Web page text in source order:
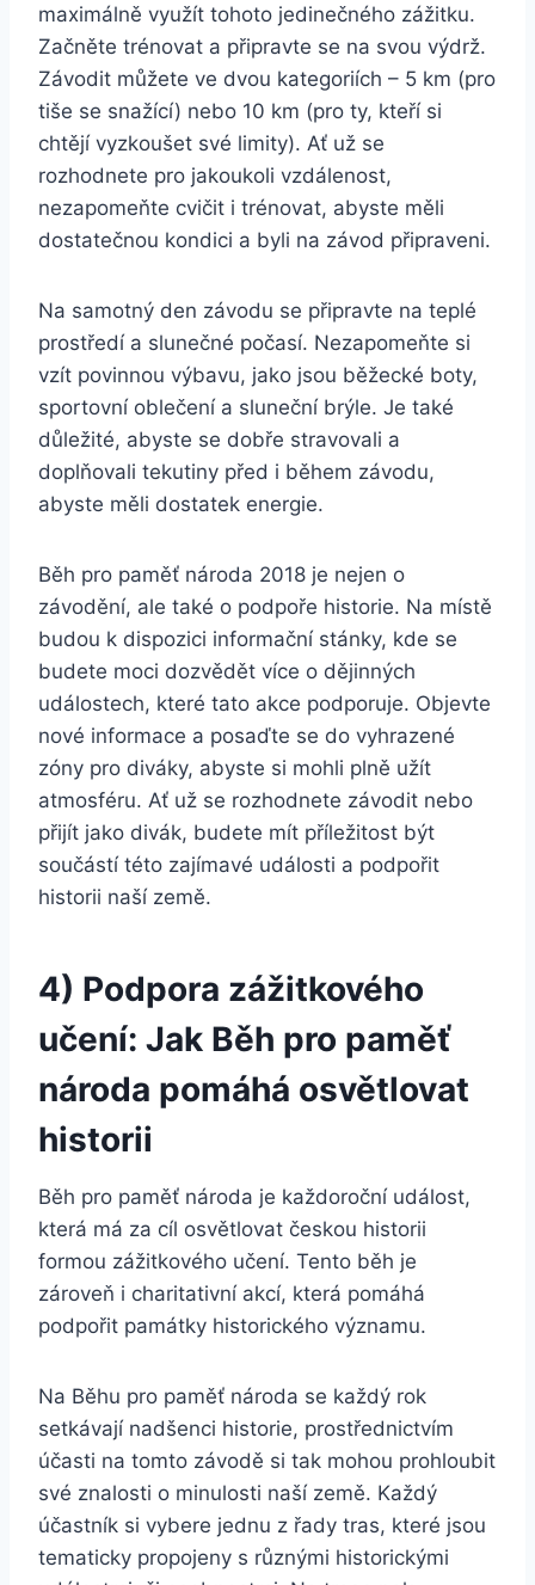
maximálně využít tohoto jedinečného zážitku.
Začněte trénovat a připravte se na svou výdrž.
Závodit můžete ve dvou kategoriích – 5 km (pro
tiše se snažící) nebo 10 km (pro ty, kteří si
chtějí vyzkoušet své limity). Ať už se
rozhodnete pro jakoukoli vzdálenost,
nezapomeňte cvičit i trénovat, abyste měli
dostatečnou kondici a byli na závod připraveni.
Na samotný den závodu se připravte na teplé
prostředí a slunečné počasí. Nezapomeňte si
vzít povinnou výbavu, jako jsou běžecké boty,
sportovní oblečení a sluneční brýle. Je také
důležité, abyste se dobře stravovali a
doplňovali tekutiny před i během závodu,
abyste měli dostatek energie.
Běh pro paměť národa 2018 je nejen o
závodění, ale také o podpoře historie. Na místě
budou k dispozici informační stánky, kde se
budete moci dozvědět více o dějinných
událostech, které tato akce podporuje. Objevte
nové informace a posaďte se do vyhrazené
zóny pro diváky, abyste si mohli plně užít
atmosféru. Ať už se rozhodnete závodit nebo
přijít jako divák, budete mít příležitost být
součástí této zajímavé události a podpořit
historii naší země.
4) Podpora zážitkového
učení: Jak Běh pro paměť
národa pomáhá osvětlovat
historii
Běh pro paměť národa je každoroční událost,
která má za cíl osvětlovat českou historii
formou zážitkového učení. Tento běh je
zároveň i charitativní akcí, která pomáhá
podpořit památky historického významu.
Na Běhu pro paměť národa se každý rok
setkávají nadšenci historie, prostřednictvím
účasti na tomto závodě si tak mohou prohloubit
své znalosti o minulosti naší země. Každý
účastník si vybere jednu z řady tras, které jsou
tematicky propojeny s různými historickými